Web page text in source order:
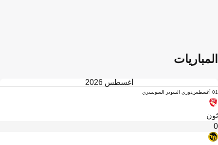
المباريات
أغسطس 2026
01 أغسطس دوري السوبر السويسري
ثون
0